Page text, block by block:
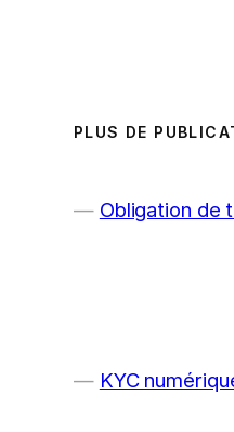
PLUS DE
Obligation de
KYC